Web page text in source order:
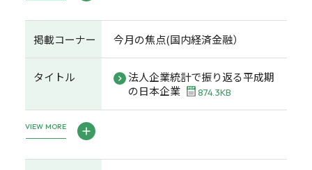
掲載コーナー 今月の焦点(国内経済金融）
タイトル
法人企業統計で振り返る平成期
の日本企業
874.3KB
VIEW MORE